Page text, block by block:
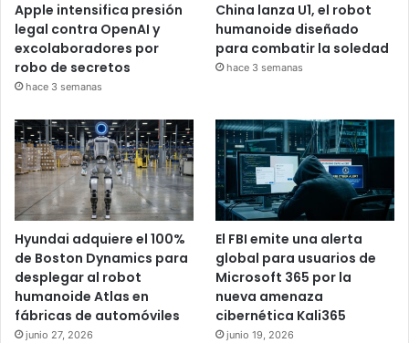
Apple intensifica presión
legal contra OpenAI y
excolaboradores por
robo de secretos
hace 3 semanas
China lanza U1, el robot
humanoide diseñado
para combatir la soledad
hace 3 semanas
Hyundai adquiere el 100%
de Boston Dynamics para
desplegar al robot
humanoide Atlas en
fábricas de automóviles
junio 27, 2026
El FBI emite una alerta
global para usuarios de
Microsoft 365 por la
nueva amenaza
cibernética Kali365
junio 19, 2026